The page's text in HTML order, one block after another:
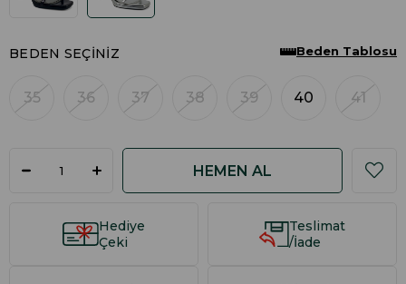
BEDEN SEÇINIZ
35 36 37 38 39 40 41
Beden Tablosu
Hediye
Çeki
Teslimat
/İade